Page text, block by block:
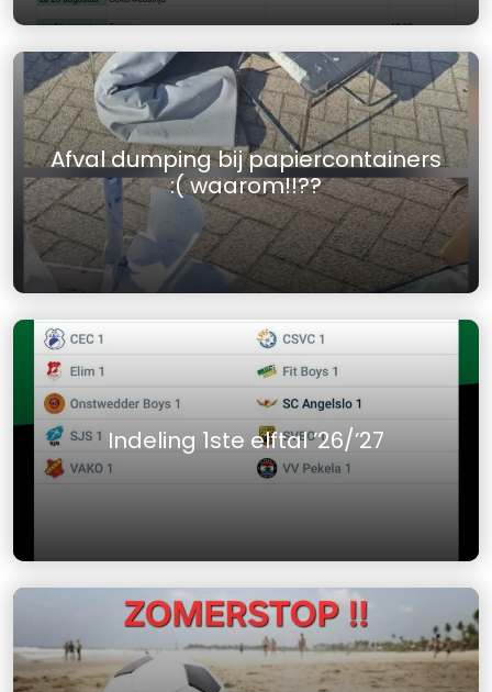
Afval dumping bij papiercontainers
:( waarom!!??
Indeling 1ste elftal ’26/’27